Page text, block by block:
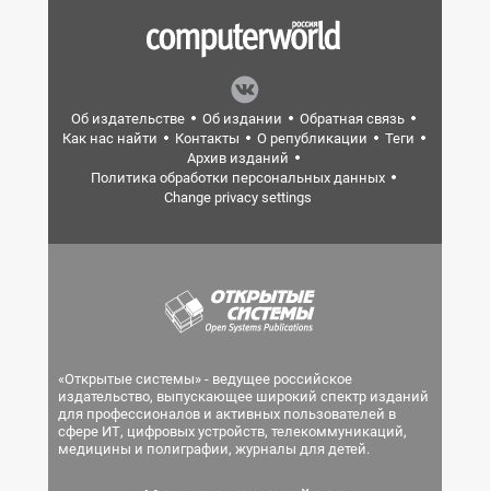
Об издательстве Об издании
Обратная связь
Как нас найти
Контакты О републикации
Теги
Архив изданий
Политика обработки персональных данных
Change privacy settings
«Открытые системы» - ведущее российское
издательство, выпускающее широкий спектр изданий
для профессионалов и активных пользователей в
сфере ИТ, цифровых устройств, телекоммуникаций,
медицины и полиграфии, журналы для детей.